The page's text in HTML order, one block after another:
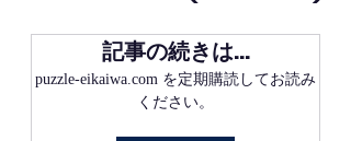
記事の続きは…
puzzle-eikaiwa.com を定期購読してお読み
ください。